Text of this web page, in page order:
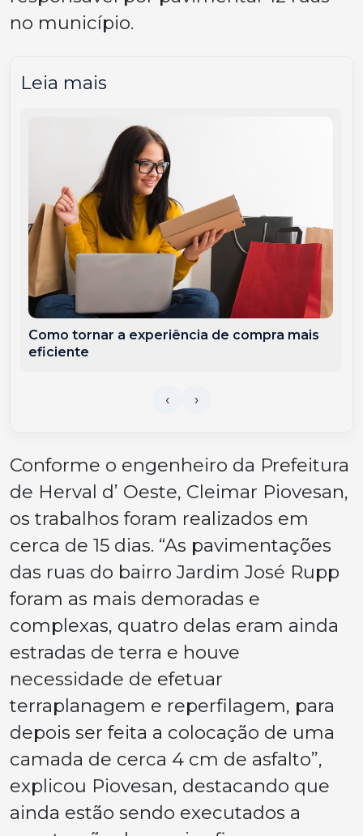
no município.
Leia mais
Como tornar a experiência de compra mais
eficiente
Conforme o engenheiro da Prefeitura
de Herval d’ Oeste, Cleimar Piovesan,
os trabalhos foram realizados em
cerca de 15 dias. “As pavimentações
das ruas do bairro Jardim José Rupp
foram as mais demoradas e
complexas, quatro delas eram ainda
estradas de terra e houve
necessidade de efetuar
terraplanagem e reperfilagem, para
depois ser feita a colocação de uma
camada de cerca 4 cm de asfalto”,
explicou Piovesan, destacando que
ainda estão sendo executados a